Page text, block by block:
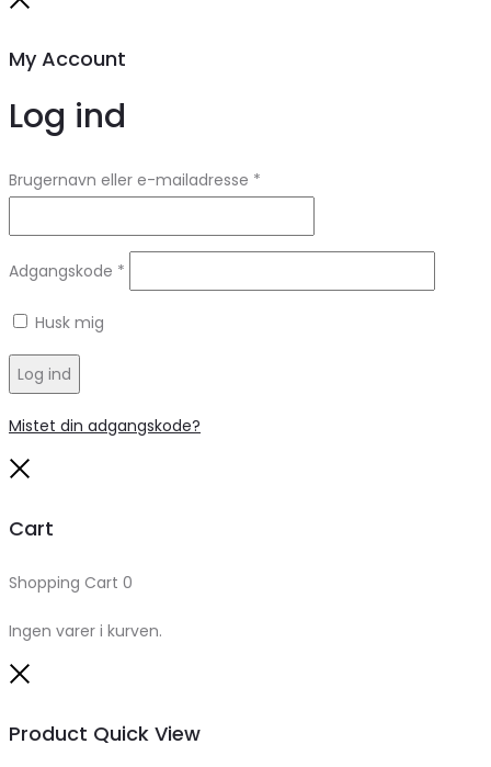
My Account
Log ind
Brugernavn eller e-mailadresse *
Adgangskode *
Husk mig
Log ind
Mistet din adgangskode?
Cart
Shopping Cart 0
Ingen varer i kurven.
Product Quick View